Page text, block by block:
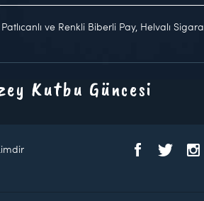
ve Renkli Biberli Pay, Helvalı Sigara
Kutbu Güncesi